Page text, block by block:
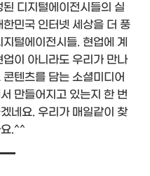
디지털에이전시들의 실
민국 인터넷 세상을 더 풍
털에이전시들. 현업에 계
이 아니라도 우리가 만나
텐츠를 담는 소셜미디어
만들어지고 있는지 한 번
네요. 우리가 매일같이 찾
.^^